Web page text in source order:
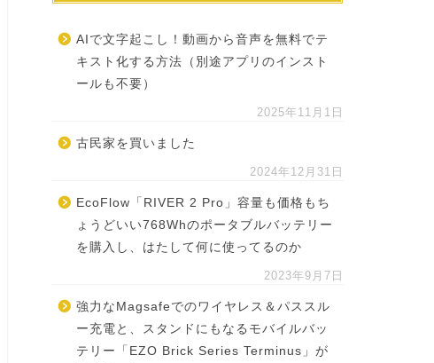
AIで文字起こし！動画から音声を無料でテ
キスト化する方法（別途アプリのインスト
ールも不要）
2025年11月1日
古民家を買いました
2024年12月31日
EcoFlow「RIVER 2 Pro」容量も価格もち
ょうどいい768Whのポータブルバッテリー
を購入し、はたして何に使ってるのか
2023年9月7日
強力なMagsafeでのワイヤレス＆パススル
ー充電と、スタンドにもなるモバイルバッ
テリー「EZO Brick Series Terminus」が